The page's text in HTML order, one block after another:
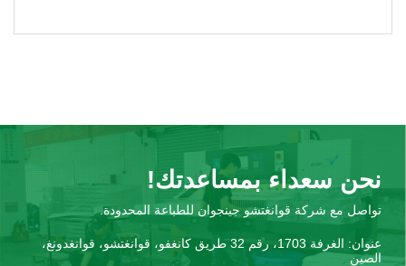
نحن سعداء بمساعدتك!
تواصل مع شركة قوانغتشو جينجوان للطباعة المحدودة.
عنوان:
الغرفة 1703، رقم 32 طريق كانغفو، قوانغتشو، قوانغدونغ،
الصين